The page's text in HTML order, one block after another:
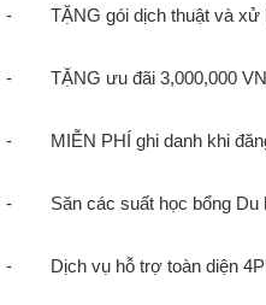
- TẶNG gói dịch thuật và
- TẶNG ưu đãi 3,000,000
- MIỄN PHÍ ghi danh khi
- Săn các suất học bổng Du
- Dịch vụ hỗ trợ toàn diện